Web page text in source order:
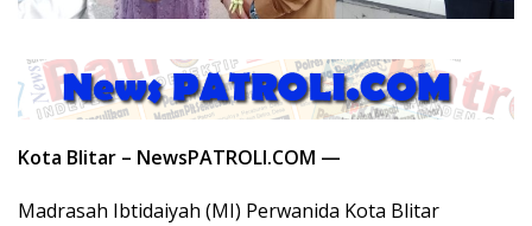
Kota Blitar – NewsPATROLI.COM —
Madrasah Ibtidaiyah (MI) Perwanida Kota Blitar